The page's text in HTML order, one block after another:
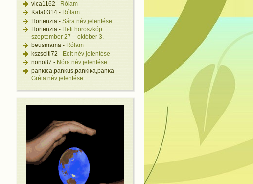
vica1162 - Rólam
Kata0314 - Rólam
Hortenzia - Sára név jelentése
Hortenzia - Heti horoszkóp
szeptember 27 – október 3.
beusmama - Rólam
kszsolti72 - Edit név jelentése
nono87 - Nóra név jelentése
pankica,pankus,pankika,panka -
Gréta név jelentése